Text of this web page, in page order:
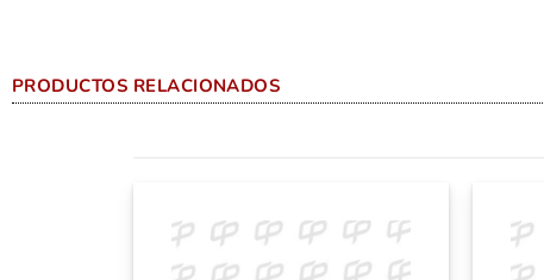
PRODUCTOS RELACIONADOS